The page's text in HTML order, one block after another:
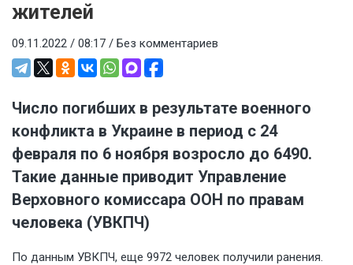
жителей
09.11.2022 / 08:17 / Без комментариев
Число погибших в результате военного
конфликта в Украине в период с 24
февраля по 6 ноября возросло до 6490.
Такие данные приводит Управление
Верховного комиссара ООН по правам
человека (УВКПЧ)
По данным УВКПЧ, еще 9972 человек получили ранения.